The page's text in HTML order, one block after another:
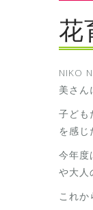
花
NIKO
美さん
子ども
を感じ
今年度
や大人
これか